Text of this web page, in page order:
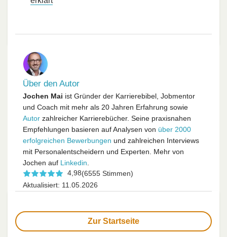
Über den Autor
Jochen Mai ist Gründer der Karrierebibel, Jobmentor
und Coach mit mehr als 20 Jahren Erfahrung sowie
Autor zahlreicher Karrierebücher. Seine praxisnahen
Empfehlungen basieren auf Analysen von über 2000
erfolgreichen Bewerbungen und zahlreichen Interviews
mit Personalentscheidern und Experten. Mehr von
Jochen auf Linkedin
4,98(6555 Stimmen)
Aktualisiert: 11.05.2026
Zur Startseite